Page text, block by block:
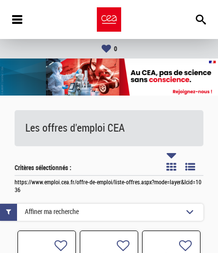
0
Les offres d'emploi CEA
Critères sélectionnés :
https://www.emploi.cea.fr/offre-de-emploi/liste-offres.aspx?mode=layer&lcid=10
36
Affiner ma recherche